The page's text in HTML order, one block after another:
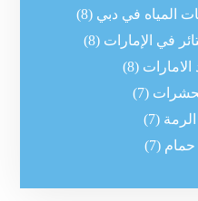
المياه في دبي (8)
في الإمارات (8)
(8)
(7)
(7)
حمام (7)